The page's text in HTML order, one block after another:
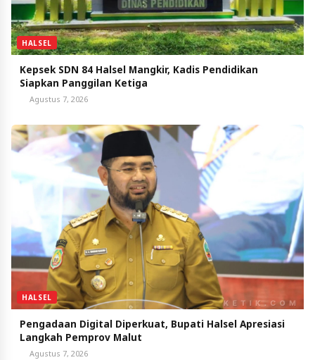
HALSEL
Kepsek SDN 84 Halsel Mangkir, Kadis Pendidikan
Siapkan Panggilan Ketiga
Agustus 7, 2026
HALSEL
Pengadaan Digital Diperkuat, Bupati Halsel Apresiasi
Langkah Pemprov Malut
Agustus 7, 2026